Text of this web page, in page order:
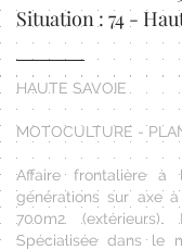
Situation : 74 -
HAUTE SAVOIE
MOTOCULTURE -
Affaire frontalière
générations sur axe
700m2
Spécialisée dans le